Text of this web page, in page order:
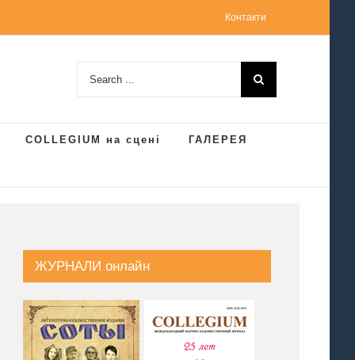
Контакти
for:
COLLEGIUM на сцені ГАЛЕРЕЯ
ЖУРНАЛИ онлайн